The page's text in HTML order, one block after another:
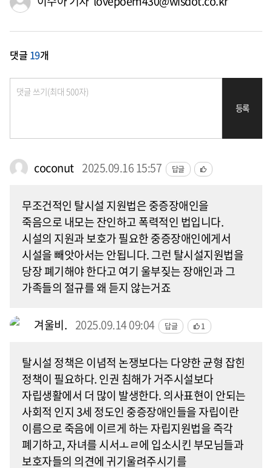
댓글 19개
등록
coconut 2025.09.16 15:57 답글
무조건적인 탈시설 지원법은 중증장애인을
죽음으로 내모는 잔인하고 폭력적인 법입니다.
시설의 지원과 보호가 필요한 중증장애인에게서
시설을 빼앗아서는 안됩니다. 그런 탈시설지원법을
당장 폐기해야 한다고 여기 울부짖는 장애인과 그
가족들의 절규를 왜 듣지 않는거죠
겨울비. 2025.09.14 09:04 답글 1
탈시설 정책은 이념적 논쟁보다는 다양한 균형 잡힌
정책이 필요하다. 인권 침해가 거주시설보다
자립생활에서 더 많이 발생한다. 의사표현이 안되는
사회적 인지 3세 정도인 중증장애인들을 자립이란
이름으로 죽음에 이르게 하는 자립지원법을 즉각
폐기하고, 자녀를 시서ㅗㄹ에 입소시킨 부모님들과
보호자들의 의견에 귀기울려주시기를